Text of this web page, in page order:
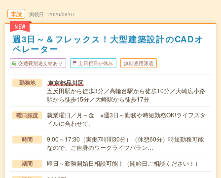
未読
NEW
掲載日 2026/08/07
週3日～＆フレックス！大型建築設計のCADオ
ペレーター
交通費別途支給あり 土日祝日が休み 無期雇用派遣
勤務地 東京都品川区
五反田駅から徒歩3分／高輪台駅から徒歩10分／大崎広小路
駅から徒歩15分／大崎駅から徒歩17分
曜日頻度
就業曜日／月～金 ※週3日～勤務や時短勤務OK!ライフスタ
イルに合わせて、
時間
9:00～17:30（実働7時間30分）（休憩60分）時短勤務可能
なので、ご自身のワークライフバラン…
期間 即日～勤務開始日相談可能！（開始日ご相談ください！）